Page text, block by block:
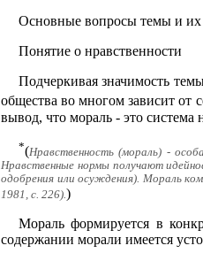
Основные вопросы темы и их
Понятие о нравственности
Подчеркивая значимость
общества во многом зависит от
вывод, что мораль - это
*(Нравственность (мораль) -
Нравственные нормы получают
одобрения или осуждения). Мораль
1981, с. 226).)
Мораль формируется в
содержании морали имеется